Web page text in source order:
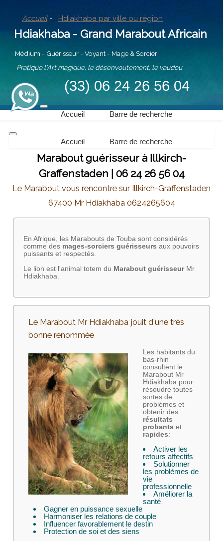
Accueil - Hdiakhaba par ville ou région
Hdiakhaba - Grand Marabout Africain
Médium - Guérisseur - Voyant - Mage & Sorcier
Pratique l'Art magique, le désenvoutement, le vaudou.
(33) 06 24 26 56 04
Accueil Barre de recherche
Accueil Barre de recherche
Marabout guérisseur à Illkirch-
Graffenstaden | 06 24 26 56 04
Le Marabout vous rencontre sur Illkirch-Graffenstaden
67400 Mr Hdiakhaba 0624265604
En Afrique, les Marabouts de Touba sont considérés
comme des mages-sorciers guérisseurs aux pouvoirs
puissants et respectés.
Le lion est l'animal totem du Marabout guérisseurMr
Hdiakhaba.
Le Marabout Mr Hdiakhaba jouit d'une très
bonne renommée
Les habitants du
bas-rhin
consultent le
Marabout Mr
Hdiakhaba pour
résoudre toutes
sortes de
problèmes et
obtenir des
résultats
probants et
rapides:
Activer les
retours affectifs
Solutionner
les problèmes de
vie
professionnelle
Améliorer la
santé
Gagner en puissance sexuelle
Harmoniser les relations de couple
Influencer favorablement le destin
Protection de soi et des siens